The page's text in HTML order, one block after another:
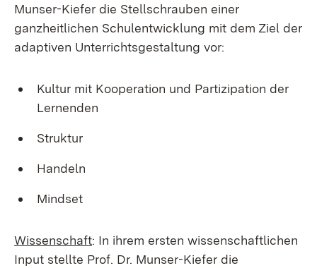
Munser-Kiefer die Stellschrauben einer
ganzheitlichen Schulentwicklung mit dem Ziel der
adaptiven Unterrichtsgestaltung vor:
Kultur mit Kooperation und Partizipation der
Lernenden
Struktur
Handeln
Mindset
Wissenschaft: In ihrem ersten wissenschaftlichen
Input stellte Prof. Dr. Munser-Kiefer die